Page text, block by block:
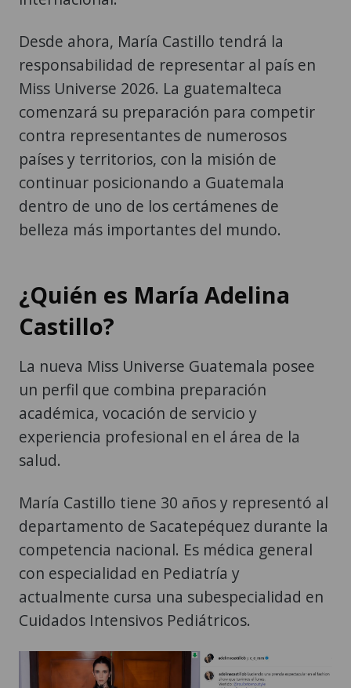
Desde ahora, María Castillo tendrá la
responsabilidad de representar al país en
Miss Universe 2026. La guatemalteca
comenzará su preparación para competir
contra representantes de numerosos
países y territorios, con la misión de
continuar posicionando a Guatemala
dentro de uno de los certámenes de
belleza más importantes del mundo.
¿Quién es María Adelina
Castillo?
La nueva Miss Universe Guatemala posee
un perfil que combina preparación
académica, vocación de servicio y
experiencia profesional en el área de la
salud.
María Castillo tiene 30 años y representó al
departamento de Sacatepéquez durante la
competencia nacional. Es médica general
con especialidad en Pediatría y
actualmente cursa una subespecialidad en
Cuidados Intensivos Pediátricos.